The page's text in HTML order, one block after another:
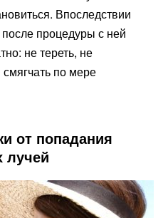
Впоследствии
процедуры с ней
не тереть, не
по мере
от попадания